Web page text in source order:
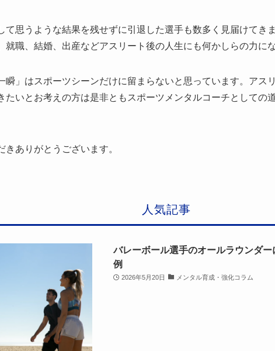
て思うような結果を残せずに引退した選手も数多く見届けてき
就職、結婚、出産などアスリート後の人生にも何かしらの力に
瞬」はスポーツシーンだけに留まらないと思っています。アス
たいとお考えの方は是非ともスポーツメンタルコーチとしての
ありがとうございます。
人気記事
バレーボール選手のオールラウンダ
例
2026年5月20日 メンタル育成・強化コラム